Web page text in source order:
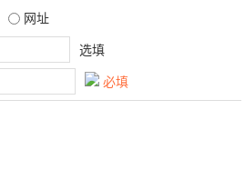
网址
选填
必填